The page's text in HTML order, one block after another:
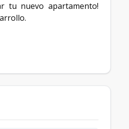
tu nuevo apartamento!